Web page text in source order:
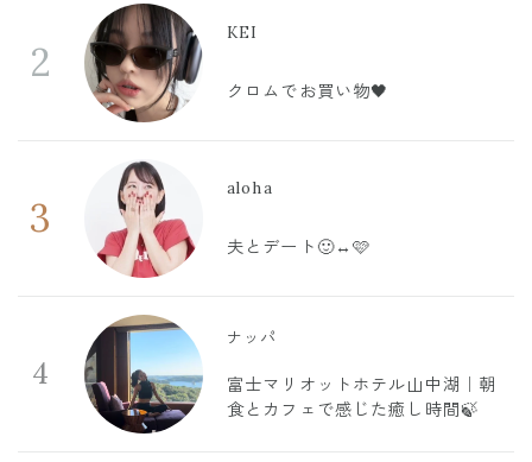
2
KEI
クロムでお買い物🖤
3
aloha
夫とデート🙂‍↔️🩷
4
ナッパ
富士マリオットホテル山中湖｜朝
食とカフェで感じた癒し時間🍃